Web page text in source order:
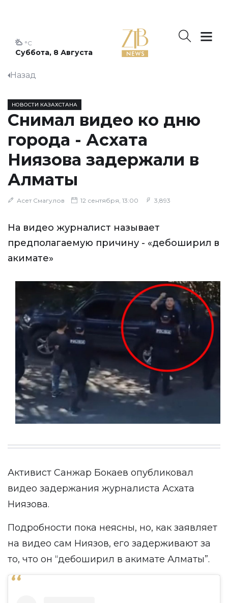
Суббота, 8 Августа
°C
Назад
НОВОСТИ КАЗАХСТАНА
Снимал видео ко дню
города - Асхата
Ниязова задержали в
Алматы
Асет Смагулов 12 сентября, 13:00 3,893
На видео журналист называет
предполагаемую причину - «дебоширил в
акимате»
Активист Санжар Бокаев опубликовал
видео задержания журналиста Асхата
Ниязова.
Подробности пока неясны, но, как заявляет
на видео сам Ниязов, его задерживают за
то, что он “дебоширил в акимате Алматы”.